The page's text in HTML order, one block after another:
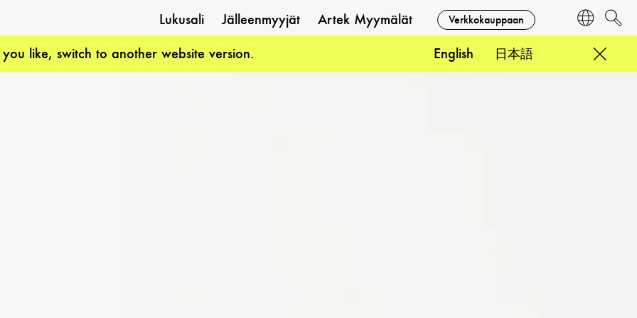
Lukusali Jälleenmyyjät Artek Myymälät Verkkokauppaan Kieli Etsi
like, switch to another website version. English 日本語